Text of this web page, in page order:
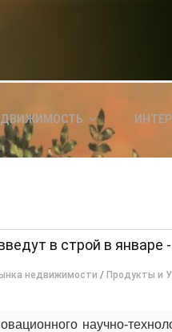
в строй в январе
недвижимости / Продукты и
научно-